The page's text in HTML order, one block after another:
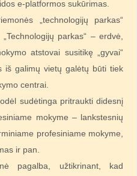
e-platformos sukūrimas.
„technologijų parkas“
parkas“ – erdvė,
atstovai susitikę „gyvai“
iš galimų vietų galėtų būti tiek
centrai.
sudėtinga pritraukti didesnį
mokyme – lankstesnių
profesiniame mokyme,
ir pan.
pagalba, užtikrinant, kad